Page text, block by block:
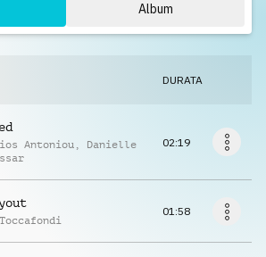
Album
DURATA
Antoniou , Danielle
02:19
01:58